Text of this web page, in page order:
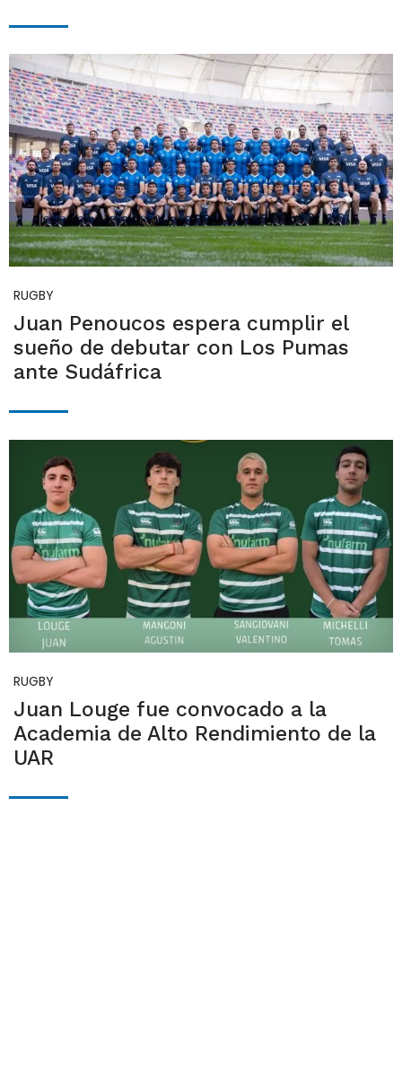
RUGBY
Juan Penoucos espera cumplir el
sueño de debutar con Los Pumas
ante Sudáfrica
RUGBY
Juan Louge fue convocado a la
Academia de Alto Rendimiento de la
UAR